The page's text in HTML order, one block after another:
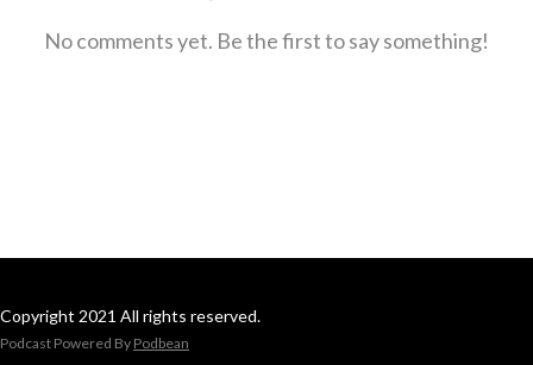
No comments yet. Be the first to say something!
Copyright 2021 All rights reserved.
Podcast Powered By Podbean